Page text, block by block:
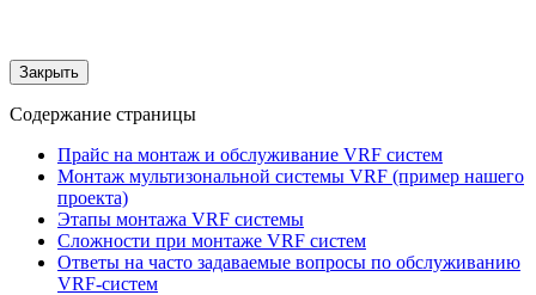
Закрыть
Содержание страницы
Прайс на монтаж и обслуживание VRF систем
Монтаж мультизональной системы VRF (пример нашего
проекта)
Этапы монтажа VRF системы
Сложности при монтаже VRF систем
Ответы на часто задаваемые вопросы по обслуживанию
VRF-систем